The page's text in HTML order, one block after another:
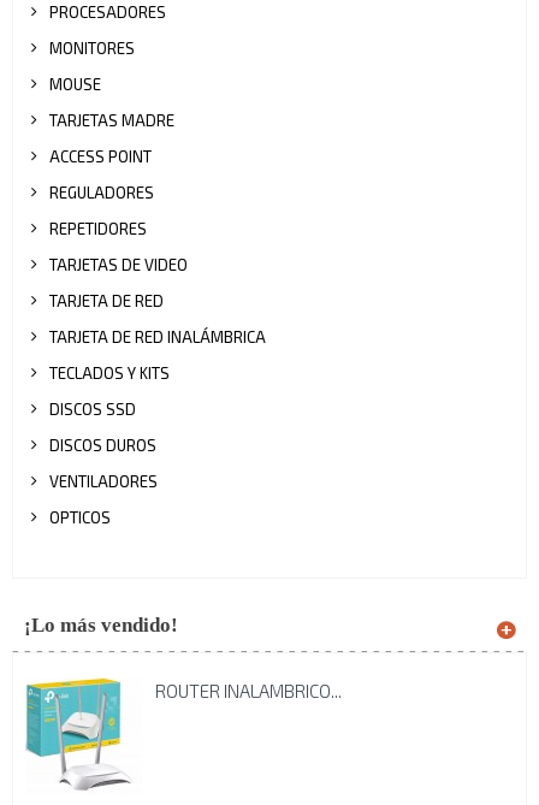
PROCESADORES
MONITORES
MOUSE
TARJETAS MADRE
ACCESS POINT
REGULADORES
REPETIDORES
TARJETAS DE VIDEO
TARJETA DE RED
TARJETA DE RED INALÁMBRICA
TECLADOS Y KITS
DISCOS SSD
DISCOS DUROS
VENTILADORES
OPTICOS
¡Lo más vendido!
ROUTER INALAMBRICO...